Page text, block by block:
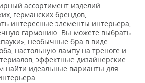
ассортимент изделий
германских брендов,
интересные элементы интерьера,
гармонию. Вы можете выбрать
необычные бра в виде
настольную лампу на треноге и
эффектные дизайнерские
найти идеальные варианты для